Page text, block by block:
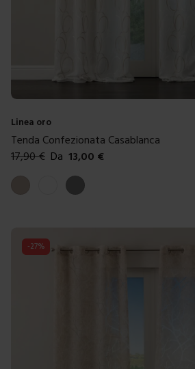
Linea oro
Tenda Confezionata Casablanca
17,90€ Da 13,00 €
Colori disponibili
Tortora Bianco antico
Grigio
-27%